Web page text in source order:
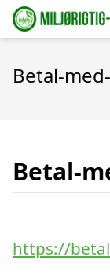
Betal-
Betal-
https://